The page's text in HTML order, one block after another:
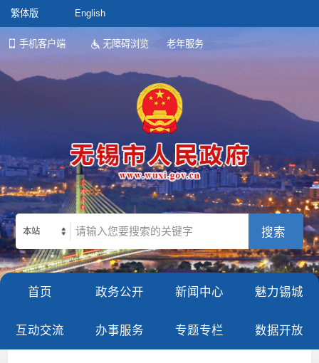
繁体版 English
手机客户端 无障碍浏览 老年服务
本站
首页 政务公开 新闻中心 魅力锡城
互动交流 办事服务 专题专栏 数据开放